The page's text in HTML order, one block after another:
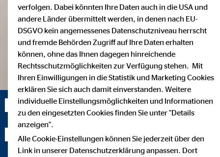
Kirsten Hengesbach —
Langenfeld
verfolgen. Dabei könnten Ihre Daten auch in die USA und
andere Länder übermittelt werden, in denen nach EU-
DSGVO kein angemessenes Datenschutzniveau herrscht
und fremde Behörden Zugriff auf Ihre Daten erhalten
können, ohne das Ihnen dagegen hinreichende
Rechtsschutzmöglichkeiten zur Verfügung stehen. Mit
Ihren Einwilligungen in die Statistik und Marketing Cookies
erklären Sie sich auch damit einverstanden. Weitere
individuelle Einstellungsmöglichkeiten und Informationen
zu den eingesetzten Cookies finden Sie unter "Details
anzeigen".
Alle Cookie-Einstellungen können Sie jederzeit über den
Link in unserer Datenschutzerklärung anpassen. Dort